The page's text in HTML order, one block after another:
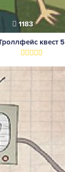
1183
квест 5